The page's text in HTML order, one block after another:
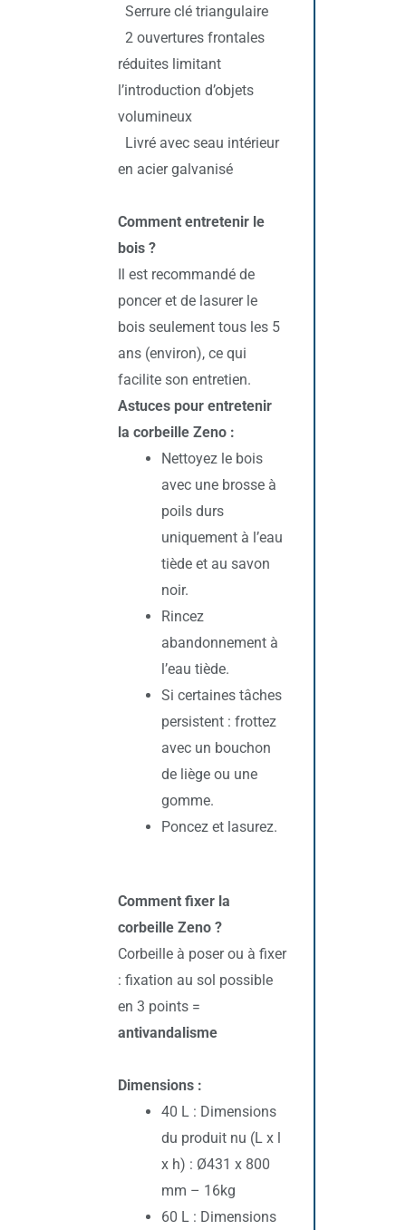
Serrure clé triangulaire
2 ouvertures frontales
réduites limitant
l’introduction d’objets
volumineux
Livré avec seau intérieur
en acier galvanisé
Comment entretenir le
bois ?
Il est recommandé de
poncer et de lasurer le
bois seulement tous les 5
ans (environ), ce qui
facilite son entretien.
Astuces pour entretenir
la corbeille Zeno :
Nettoyez le bois
avec une brosse à
poils durs
uniquement à l’eau
tiède et au savon
noir.
Rincez
abandonnement à
l’eau tiède.
Si certaines tâches
persistent : frottez
avec un bouchon
de liège ou une
gomme.
Poncez et lasurez.
Comment fixer la
corbeille Zeno ?
Corbeille à poser ou à fixer
: fixation au sol possible
en 3 points =
antivandalisme
Dimensions :
40 L : Dimensions
du produit nu (L x l
x h) : Ø431 x 800
mm – 16kg
60 L : Dimensions